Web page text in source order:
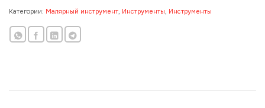
Категории: Малярный инструмент, Инструменты, Инструменты